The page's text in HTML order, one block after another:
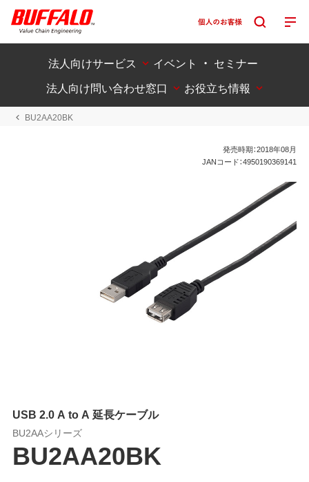
法人向けサービス
イベント ・ セミナー
法人向け問い合わせ窓口
お役立ち情報
BU2AA20BK
発売時期：2018年08月
JANコード：4950190369141
USB 2.0 A to A 延長ケーブル
BU2AAシリーズ
BU2AA20BK